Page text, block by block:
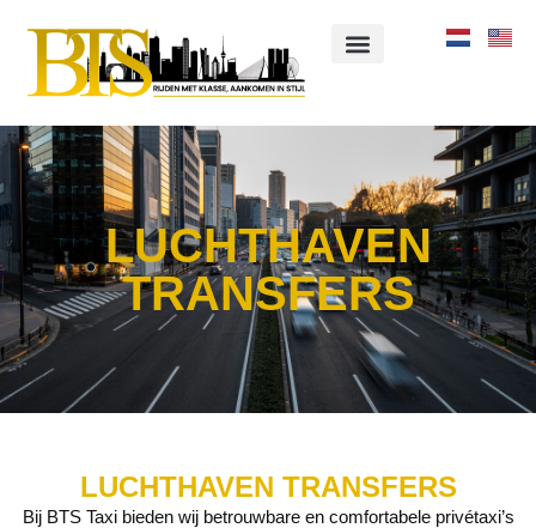
LUCHTHAVEN
TRANSFERS
LUCHTHAVEN TRANSFERS
Bij BTS Taxi bieden wij betrouwbare en comfortabele privétaxi’s